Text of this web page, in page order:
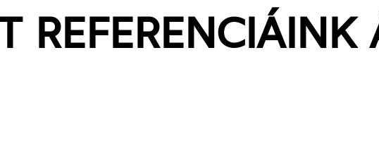
REFERENCIÁINK